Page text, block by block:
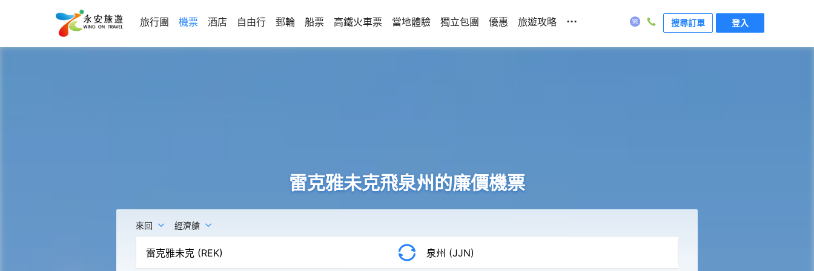
旅行團 機票 酒店 自由行 郵輪 船票 高鐵火車票 當地體驗 獨立包團 優惠 旅遊攻略 ... 搜尋訂單 登入
雷克雅未克飛泉州的廉價機票
來回 經濟艙